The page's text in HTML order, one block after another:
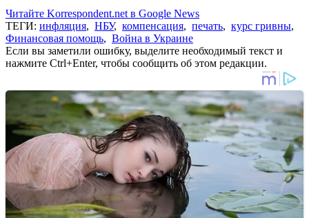
Читайте Korrespondent.net в Google News
ТЕГИ: инфляция, НБУ, компенсация, печать, курс гривны,
Финансовая помощь, Война в Украине
Если вы заметили ошибку, выделите необходимый текст и
нажмите Ctrl+Enter, чтобы сообщить об этом редакции.